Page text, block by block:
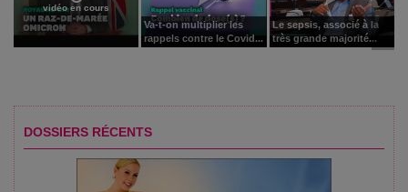
vidéo en cours
Va-t-on multiplier les
rappels contre le Covid...
Le sepsis, associé à la
très grande majorité...
DOSSIERS RÉCENTS